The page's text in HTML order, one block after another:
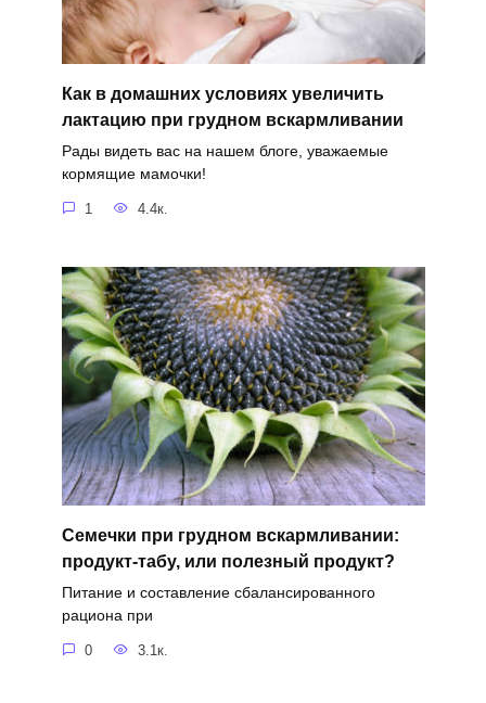
Как в домашних условиях увеличить
лактацию при грудном вскармливании
Рады видеть вас на нашем блоге, уважаемые
кормящие мамочки!
1 4.4к.
Семечки при грудном вскармливании:
продукт-табу, или полезный продукт?
Питание и составление сбалансированного
рациона при
0 3.1к.